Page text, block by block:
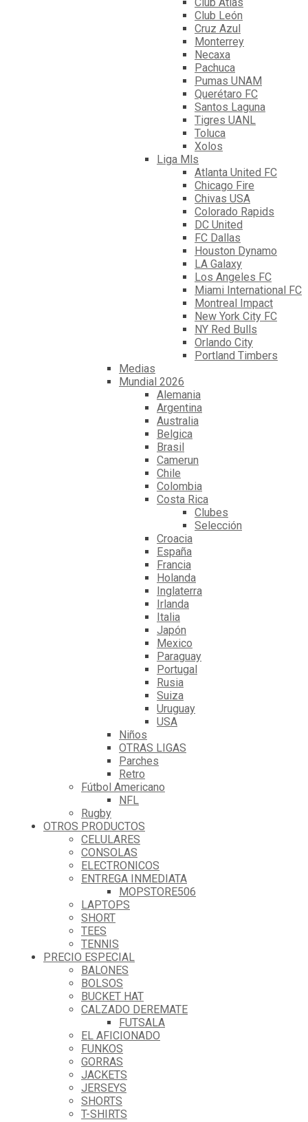
Club Atlas
Club León
Cruz Azul
Monterrey
Necaxa
Pachuca
Pumas UNAM
Querétaro FC
Santos Laguna
Tigres UANL
Toluca
Xolos
Liga Mls
Atlanta United FC
Chicago Fire
Chivas USA
Colorado Rapids
DC United
FC Dallas
Houston Dynamo
LA Galaxy
Los Angeles FC
Miami International FC
Montreal Impact
New York City FC
NY Red Bulls
Orlando City
Portland Timbers
Medias
Mundial 2026
Alemania
Argentina
Australia
Belgica
Brasil
Camerun
Chile
Colombia
Costa Rica
Clubes
Selección
Croacia
España
Francia
Holanda
Inglaterra
Irlanda
Italia
Japón
Mexico
Paraguay
Portugal
Rusia
Suiza
Uruguay
USA
Niños
OTRAS LIGAS
Parches
Retro
Fútbol Americano
NFL
Rugby
OTROS PRODUCTOS
CELULARES
CONSOLAS
ELECTRONICOS
ENTREGA INMEDIATA
MOPSTORE506
LAPTOPS
SHORT
TEES
TENNIS
PRECIO ESPECIAL
BALONES
BOLSOS
BUCKET HAT
CALZADO DEREMATE
FUTSALA
EL AFICIONADO
FUNKOS
GORRAS
JACKETS
JERSEYS
SHORTS
T-SHIRTS